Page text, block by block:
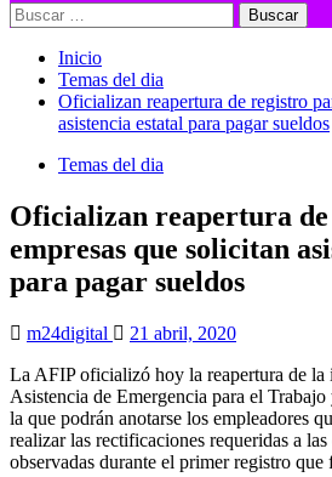
Buscar:
Inicio
Temas del dia
Oficializan reapertura de registro
asistencia estatal para pagar sueldos
Temas del dia
Oficializan reapertura
empresas que solicitan
para pagar sueldos
m24digital
21 abril, 2020
La AFIP oficializó hoy la reapertura de la
Asistencia de Emergencia para el
la que podrán anotarse los empleadores
realizar las rectificaciones requeridas a
observadas durante el primer registro